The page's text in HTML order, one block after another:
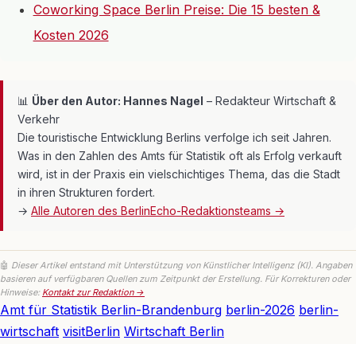
Coworking Space Berlin Preise: Die 15 besten &
Kosten 2026
📊 Über den Autor: Hannes Nagel – Redakteur Wirtschaft &
Verkehr
Die touristische Entwicklung Berlins verfolge ich seit Jahren.
Was in den Zahlen des Amts für Statistik oft als Erfolg verkauft
wird, ist in der Praxis ein vielschichtiges Thema, das die Stadt
in ihren Strukturen fordert.
→ Alle Autoren des BerlinEcho-Redaktionsteams →
🤖 Dieser Artikel entstand mit Unterstützung von Künstlicher Intelligenz (KI). Angaben
basieren auf verfügbaren Quellen zum Zeitpunkt der Erstellung. Für Korrekturen oder
Hinweise: Kontakt zur Redaktion →
Amt für Statistik Berlin-Brandenburg berlin-2026 berlin-
wirtschaft visitBerlin Wirtschaft Berlin